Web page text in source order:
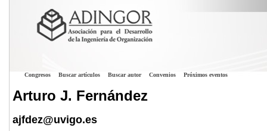
Congresos Buscar artículos Buscar autor Convenios Próximos eventos
Arturo J. Fernández
ajfdez@uvigo.es